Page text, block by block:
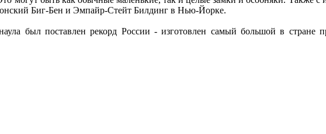
Биг-Бен и Эмпайр-Стейт Билдинг в Нью-Йорке.
был поставлен рекорд России - изготовлен самый большой в